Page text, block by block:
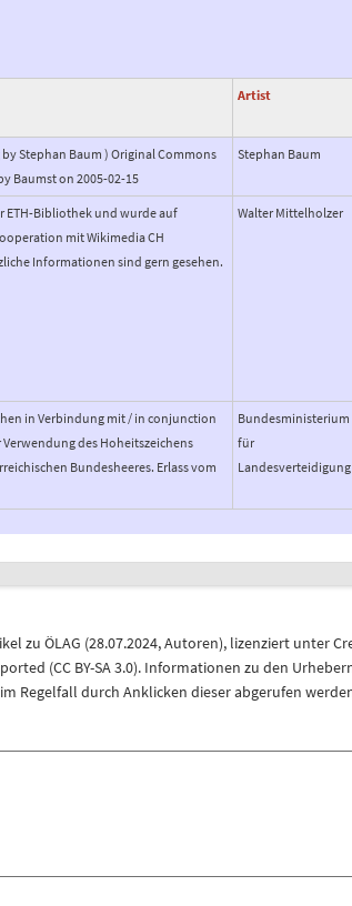
Artist
Stephan Baum ) Original Commons
Baumst on 2005-02-15
Stephan Baum
ETH-Bibliothek und wurde auf
mit Wikimedia CH
Informationen sind gern gesehen.
Walter Mittelholzer
in Verbindung mit / in conjunction
des Hoheitszeichens
Bundesheeres. Erlass vom
Bundesministerium
für
Landesverteidigung
zu ÖLAG (28.07.2024,Autoren), lizenziert unter
(CC BY-SA 3.0). Informationen zu den
Regelfall durch Anklicken dieser abgerufen